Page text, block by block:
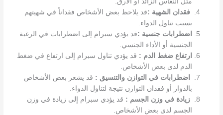
فقدان الشهية :قد يلاحظ بعض الأشخاص فقداناً في شهيتهم
بسبب تناول الدواء.
اضطرابات جنسية :قد يؤدي سبرام إلى اضطرابات في الرغبة
الجنسية أو الأداء الجنسي.
ارتفاع ضغط الدم : قد يؤدي تناول سبرام إلى ارتفاع في ضغط
الدم لدى بعض الأشخاص.
اضطرابات في التوازن والتنسيق : قد يشعر بعض الأشخاص
بالدوار أو فقدان التوازن نتيجة لتناول الدواء.
زيادة في وزن الجسم : قد يؤدي سبرام إلى زيادة في وزن
الجسم لدى بعض الأشخاص.